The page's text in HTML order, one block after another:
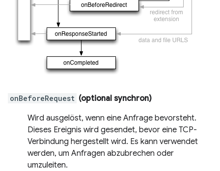
onBeforeRequest (optional synchron)
Wird ausgelöst, wenn eine Anfrage bevorsteht.
Dieses Ereignis wird gesendet, bevor eine TCP-
Verbindung hergestellt wird. Es kann verwendet
werden, um Anfragen abzubrechen oder
umzuleiten.